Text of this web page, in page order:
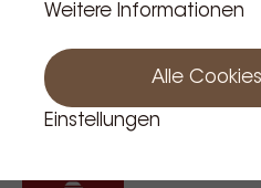
Weitere Informationen
Alle
Einstellungen